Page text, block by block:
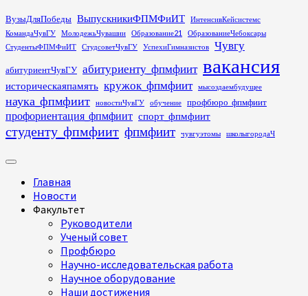
Перейти
к
содержимому
ВузыДляПобеды ВыпускникиФПМФиИТ
ИнтенсивКейсистемс
КомандаЧувГУ
МолодежьЧувашии Образование21
ОбразованиеЧебоксары
СтудентыФПМФиИТ
СтудсоветЧувГУ УспехиГимназистов Чувгу
абитуриентЧувГУ абитуриенту_фпмфиит вакансия
историческаяпамять кружок_фпмфиит мысоздаембудущее
наука_фпмфиит новостиЧувГУ обучение профбюро_фпмфиит
профориентация_фпмфиит спорт_фпмфиит
студенту_фпмфиит фпмфиит чувгуэтомы школыгородаЧ
Основное
Главная
Новости
Факультет
Руководители
Ученый совет
Профбюро
Научно-исследовательская работа
Научное оборудование
Наши достижения